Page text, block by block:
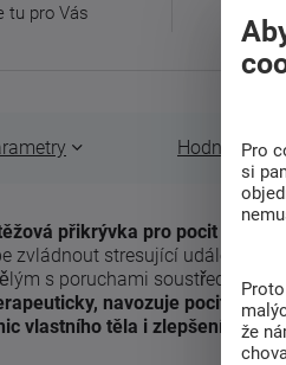
tu pro Vás
Hodnocení
přikrývka pro pocit jistoty
zvládnout stresující události.
s poruchami soustředění,
navozuje pocit
vlastního těla i zlepšení
Pro
si
že